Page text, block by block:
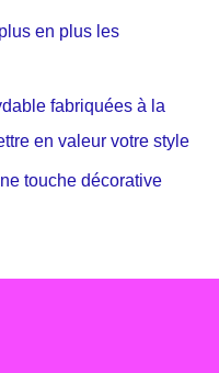
en plus les
fabriquées à la
en valeur votre style
touche décorative